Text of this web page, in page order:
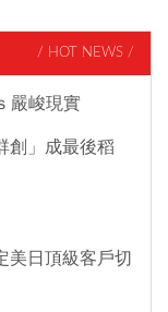
/ HOT NEWS /
嚴峻現實
創」成最後稻
美日頂級客戶切